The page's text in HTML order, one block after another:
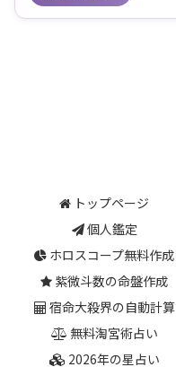
トップページ
個人鑑定
ホロスコープ無料作成
紫微斗数の命盤作成
宿命大殺界の自動計算
無料淘宮術占い
2026年の星占い